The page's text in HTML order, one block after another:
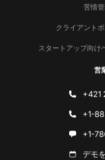
苦情
クライアント
スタートアップ向け
営
+421
+1-
+1-
デモ